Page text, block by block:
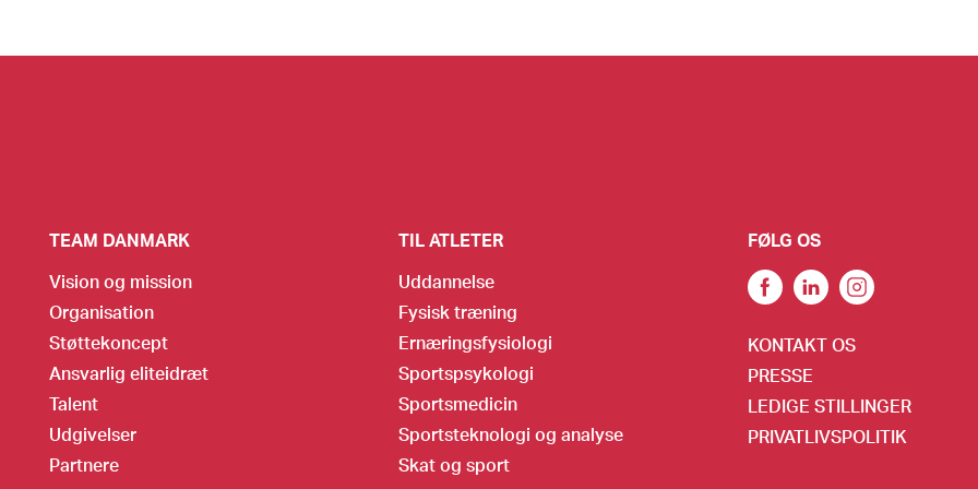
TEAM DANMARK
Vision og mission
Organisation
Støttekoncept
Ansvarlig eliteidræt
Talent
Udgivelser
Partnere
TIL ATLETER
Uddannelse
Fysisk træning
Ernæringsfysiologi
Sportspsykologi
Sportsmedicin
Sportsteknologi og analyse
Skat og sport
FØLG OS
KONTAKT OS
PRESSE
LEDIGE STILLINGER
PRIVATLIVSPOLITIK